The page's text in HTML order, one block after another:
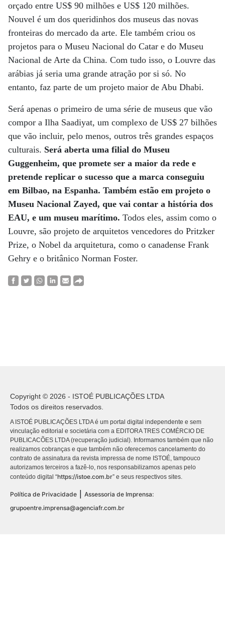
orçado entre US$ 90 milhões e US$ 120 milhões.
Nouvel é um dos queridinhos dos museus das novas
fronteiras do mercado da arte. Ele também criou os
projetos para o Museu Nacional do Catar e do Museu
Nacional de Arte da China. Com tudo isso, o Louvre das
arábias já seria uma grande atração por si só. No
entanto, faz parte de um projeto maior de Abu Dhabi.
Será apenas o primeiro de uma série de museus que vão
compor a Ilha Saadiyat, um complexo de US$ 27 bilhões
que vão incluir, pelo menos, outros três grandes espaços
culturais. Será aberta uma filial do Museu
Guggenheim, que promete ser a maior da rede e
pretende replicar o sucesso que a marca conseguiu
em Bilbao, na Espanha. Também estão em projeto o
Museu Nacional Zayed, que vai contar a história dos
EAU, e um museu marítimo. Todos eles, assim como o
Louvre, são projeto de arquitetos vencedores do Pritzker
Prize, o Nobel da arquitetura, como o canadense Frank
Gehry e o britânico Norman Foster.
Copyright © 2026 - ISTOÉ PUBLICAÇÕES LTDA
Todos os direitos reservados.
A ISTOÉ PUBLICAÇÕES LTDA é um portal digital independente e sem
vinculação editorial e societária com a EDITORA TRES COMÉRCIO DE
PUBLICACÕES LTDA (recuperação judicial). Informamos também que não
realizamos cobranças e que também não oferecemos cancelamento do
contrato de assinatura da revista impressa de nome ISTOÉ, tampouco
autorizamos terceiros a fazê-lo, nos responsabilizamos apenas pelo
conteúdo digital “https://istoe.com.br” e seus respectivos sites.
Política de Privacidade
Assessoria de Imprensa:
grupoentre.imprensa@agenciafr.com.br